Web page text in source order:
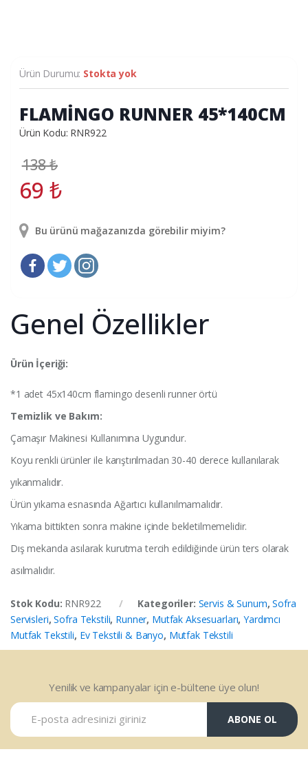
Ürün Durumu: Stokta yok
FLAMİNGO RUNNER 45*140CM
Ürün Kodu: RNR922
138₺
69 ₺
Bu ürünü mağazanızda görebilir miyim?
Genel Özellikler
Ürün İçeriği:
*1 adet 45x140cm flamingo desenli runner örtü
Temizlik ve Bakım:
Çamaşır Makinesi Kullanımına Uygundur.
Koyu renkli ürünler ile karıştırılmadan 30-40 derece kullanılarak
yıkanmalıdır.
Ürün yıkama esnasında Ağartıcı kullanılmamalıdır.
Yıkama bittikten sonra makine içinde bekletilmemelidir.
Dış mekanda asılarak kurutma tercih edildiğinde ürün ters olarak
asılmalıdır.
Stok Kodu: RNR922 Kategoriler: Servis & Sunum,Sofra
Servisleri,Sofra Tekstili, Runner, Mutfak Aksesuarları,Yardımcı
Mutfak Tekstili, Ev Tekstili & Banyo, Mutfak Tekstili
Yenilik ve kampanyalar için e-bültene üye olun!
ABONE OL